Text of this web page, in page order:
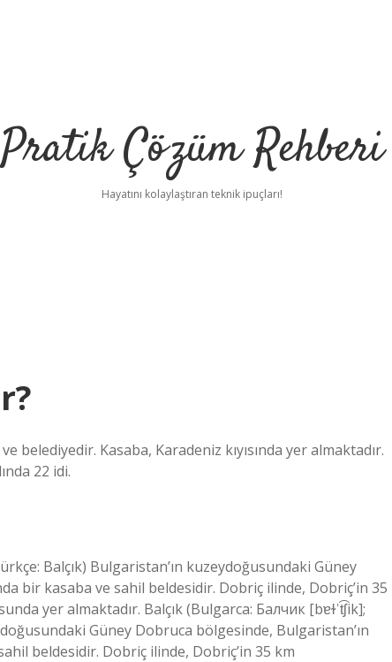
Pratik Çözüm Rehberi
Hayatını kolaylaştıran teknik ipuçları!
belediyedir. Kasaba, Karadeniz kıyısında yer almaktadır.
22 idi.
Balçık) Bulgaristan’ın kuzeydoğusundaki Güney
bir kasaba ve sahil beldesidir. Dobriç ilinde, Dobriç’in 35
yer almaktadır. Balçık (Bulgarca: Балчик [bɐɫˈt͡ʃik];
Güney Dobruca bölgesinde, Bulgaristan’ın
beldesidir. Dobriç ilinde, Dobriç’in 35 km